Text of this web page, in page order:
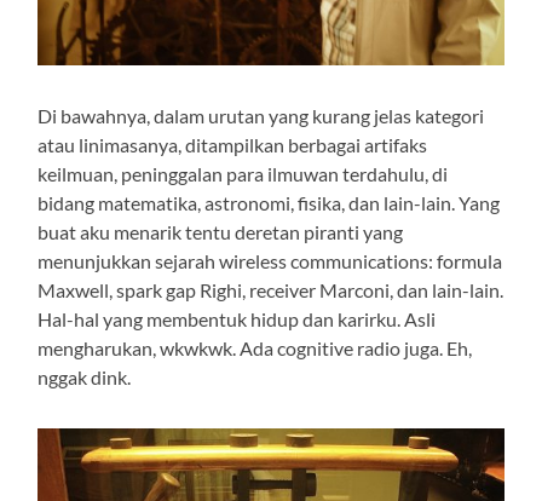
Di bawahnya, dalam urutan yang kurang jelas kategori
atau linimasanya, ditampilkan berbagai artifaks
keilmuan, peninggalan para ilmuwan terdahulu, di
bidang matematika, astronomi, fisika, dan lain-lain. Yang
buat aku menarik tentu deretan piranti yang
menunjukkan sejarah wireless communications: formula
Maxwell, spark gap Righi, receiver Marconi, dan lain-lain.
Hal-hal yang membentuk hidup dan karirku. Asli
mengharukan, wkwkwk. Ada cognitive radio juga. Eh,
nggak dink.